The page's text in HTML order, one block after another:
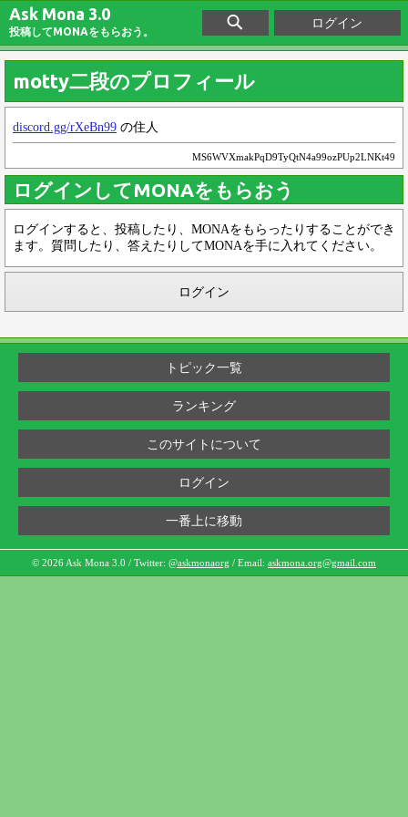
Ask Mona 3.0
投稿してMONAをもらおう。
ログイン
motty二段のプロフィール
discord.gg/rXeBn99 の住人
MS6WVXmakPqD9TyQtN4a99ozPUp2LNKt49
ログインしてMONAをもらおう
ログインすると、投稿したり、MONAをもらったりすることができ
ます。質問したり、答えたりしてMONAを手に入れてください。
ログイン
トピック一覧
ランキング
このサイトについて
ログイン
一番上に移動
© 2026 Ask Mona 3.0 / Twitter: @askmonaorg / Email: askmona.org@gmail.com